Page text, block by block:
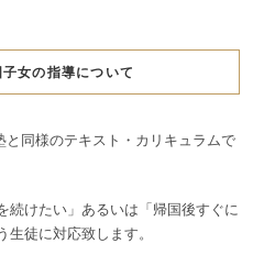
女の指導について
と同様のテキスト・カリキュラムで
続けたい」あるいは「帰国後すぐに
徒に対応致します。